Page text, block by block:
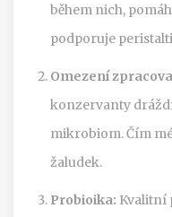
během nich,
podporuje
Omezení
konzervanty
mikrobiom. Čím
žaludek.
Probioika: Kvalitní